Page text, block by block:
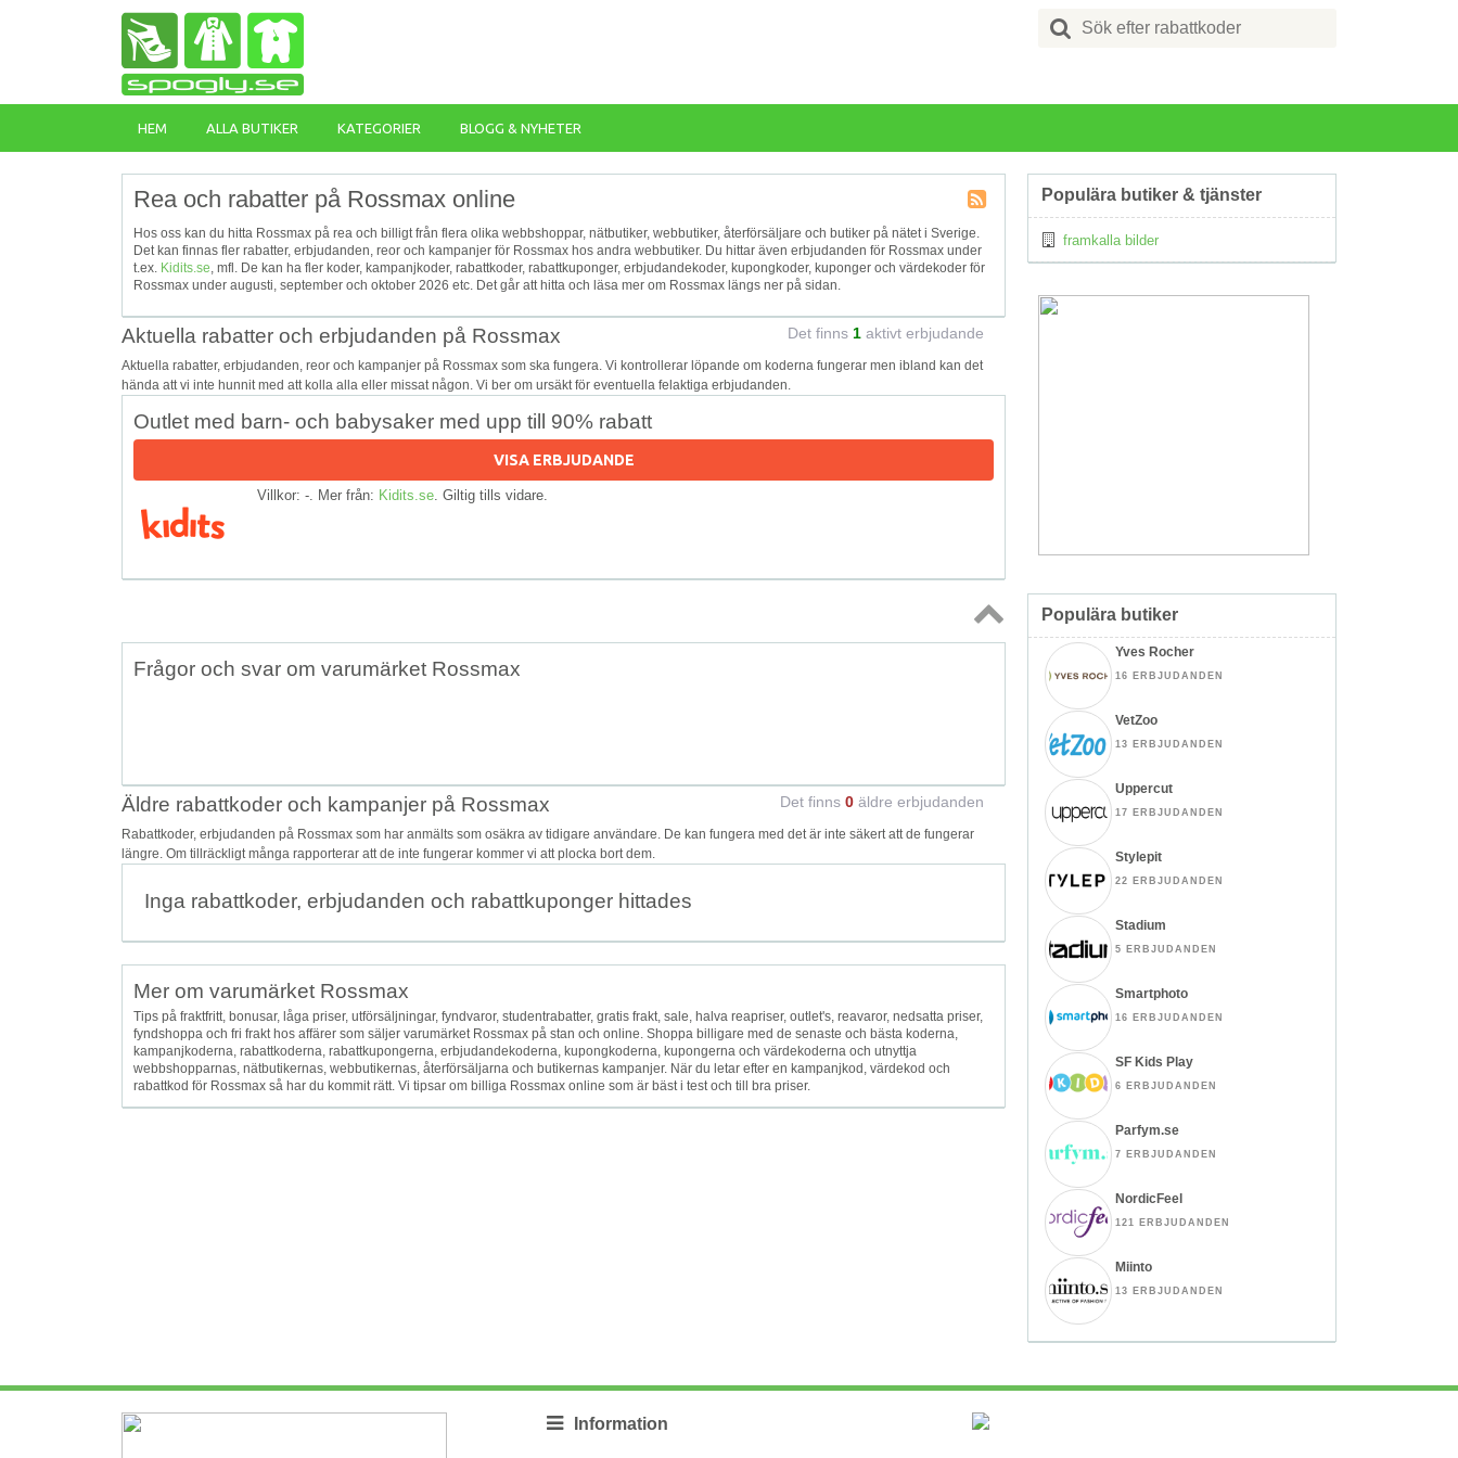
Search
for:
HEM ALLA BUTIKER KATEGORIER BLOGG & NYHETER
Tagg
RSS
Rea och rabatter på Rossmax online
Hos oss kan du hitta Rossmax på rea och billigt från flera olika webbshoppar, nätbutiker, webbutiker, återförsäljare och butiker på nätet i Sverige.
Det kan finnas fler rabatter, erbjudanden, reor och kampanjer för Rossmax hos andra webbutiker. Du hittar även erbjudanden för Rossmax under
t.ex. Kidits.se, mfl. De kan ha fler koder, kampanjkoder, rabattkoder, rabattkuponger, erbjudandekoder, kupongkoder, kuponger och värdekoder för
Rossmax under augusti, september och oktober 2026 etc. Det går att hitta och läsa mer om Rossmax längs ner på sidan.
Aktuella rabatter och erbjudanden på Rossmax Det finns 1 aktivt erbjudande
Aktuella rabatter, erbjudanden, reor och kampanjer på Rossmax som ska fungera. Vi kontrollerar löpande om koderna fungerar men ibland kan det
hända att vi inte hunnit med att kolla alla eller missat någon. Vi ber om ursäkt för eventuella felaktiga erbjudanden.
Outlet med barn- och babysaker med upp till 90% rabatt
VISA ERBJUDANDE
Villkor: -. Mer från: Kidits.se . Giltig tills vidare.
Topp
Frågor och svar om varumärket Rossmax
Äldre rabattkoder och kampanjer på Rossmax Det finns 0 äldre erbjudanden
Rabattkoder, erbjudanden på Rossmax som har anmälts som osäkra av tidigare användare. De kan fungera med det är inte säkert att de fungerar
längre. Om tillräckligt många rapporterar att de inte fungerar kommer vi att plocka bort dem.
Inga rabattkoder, erbjudanden och rabattkuponger hittades
Mer om varumärket Rossmax
Tips på fraktfritt, bonusar, låga priser, utförsäljningar, fyndvaror, studentrabatter, gratis frakt, sale, halva reapriser, outlet's, reavaror, nedsatta priser,
fyndshoppa och fri frakt hos affärer som säljer varumärket Rossmax på stan och online. Shoppa billigare med de senaste och bästa koderna,
kampanjkoderna, rabattkoderna, rabattkupongerna, erbjudandekoderna, kupongkoderna, kupongerna och värdekoderna och utnyttja
webbshopparnas, nätbutikernas, webbutikernas, återförsäljarna och butikernas kampanjer. När du letar efter en kampanjkod, värdekod och
rabattkod för Rossmax så har du kommit rätt. Vi tipsar om billiga Rossmax online som är bäst i test och till bra priser.
Populära butiker & tjänster
framkalla bilder
Populära butiker
Yves Rocher
16 ERBJUDANDEN
VetZoo
13 ERBJUDANDEN
Uppercut
17 ERBJUDANDEN
Stylepit
22 ERBJUDANDEN
Stadium
5 ERBJUDANDEN
Smartphoto
16 ERBJUDANDEN
SF Kids Play
6 ERBJUDANDEN
Parfym.se
7 ERBJUDANDEN
NordicFeel
121 ERBJUDANDEN
Miinto
13 ERBJUDANDEN
Information